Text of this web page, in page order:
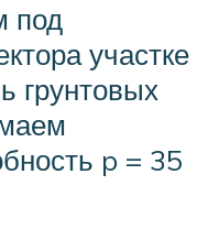
под
участке
грунтовых
p = 35